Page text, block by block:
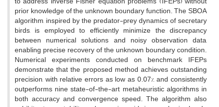
prior knowledge of the unknown boundary function. The SBOA
algorithm, inspired by the predator-prey dynamics of secretary
birds, is employed to efficiently minimize the discrepancy
between numerical solutions and noisy observation data,
enabling precise recovery of the unknown boundary condition.
Numerical experiments conducted on benchmark IFEPs
demonstrate that the proposed method achieves outstanding
precision, with relative errors as low as 0.07%, and consistently
outperforms nine state-of-the-art metaheuristic algorithms in
both accuracy and convergence speed. The algorithm also